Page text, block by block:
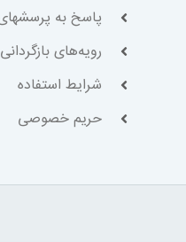
پاسخ به
رویه‌های
شرایط استفاده
حریم خصوصی